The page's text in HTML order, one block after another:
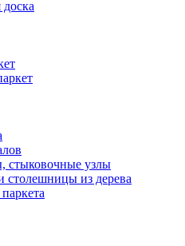
стыковочные узлы
столешницы из дерева